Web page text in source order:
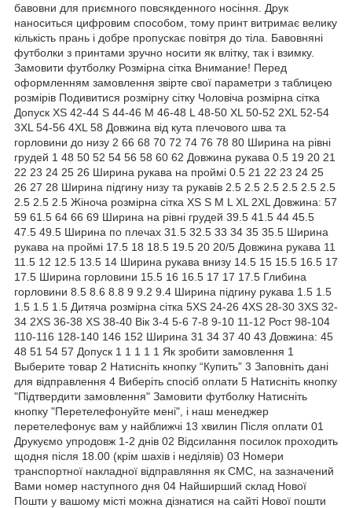
бавовни для приємного повсякденного носіння. Друк
наноситься цифровим способом, тому принт витримає велику
кількість прань і добре пропускає повітря до тіла. Бавовняні
футболки з принтами зручно носити як влітку, так і взимку.
Замовити футболку Розмірна сітка Внимание! Перед
оформленням замовлення звірте свої параметри з таблицею
розмірів Подивитися розмірну сітку Чоловіча розмірна сітка
Допуск XS 42-44 S 44-46 M 46-48 L 48-50 XL 50-52 2XL 52-54
3XL 54-56 4XL 58 Довжина від кута плечового шва та
горловини до низу 2 66 68 70 72 74 76 78 80 Ширина на рівні
грудей 1 48 50 52 54 56 58 60 62 Довжина рукава 0.5 19 20 21
22 23 24 25 26 Ширина рукава на проймі 0.5 21 22 23 24 25
26 27 28 Ширина підгину низу та рукавів 2.5 2.5 2.5 2.5 2.5 2.5
2.5 2.5 2.5 Жіноча розмірна сітка XS S M L XL 2XL Довжина: 57
59 61.5 64 66 69 Ширина на рівні грудей 39.5 41.5 44 45.5
47.5 49.5 Ширина по плечах 31.5 32.5 33 34 35 35.5 Ширина
рукава на проймі 17.5 18 18.5 19.5 20 20/5 Довжина рукава 11
11.5 12 12.5 13.5 14 Ширина рукава внизу 14.5 15 15.5 16.5 17
17.5 Ширина горловини 15.5 16 16.5 17 17 17.5 Глибина
горловини 8.5 8.6 8.8 9 9.2 9.4 Ширина підгину рукава 1.5 1.5
1.5 1.5 1.5 Дитяча розмірна сітка 5XS 24-26 4XS 28-30 3XS 32-
34 2XS 36-38 XS 38-40 Вік 3-4 5-6 7-8 9-10 11-12 Рост 98-104
110-116 128-140 146 152 Ширина 31 34 37 40 43 Довжина: 45
48 51 54 57 Допуск 1 1 1 1 1 Як зробити замовлення 1
Выберите товар 2 Натисніть кнопку “Купить” 3 Заповніть дані
для відправлення 4 Виберіть спосіб оплати 5 Натисніть кнопку
"Підтвердити замовлення" Замовити футболку Натисніть
кнопку "Перетелефонуйте мені", і наш менеджер
перетелефонує вам у найближчі 13 хвилин Після оплати 01
Друкуємо упродовж 1-2 днів 02 Відсилання посилок проходить
щодня після 18.00 (крім шахів і неділяів) 03 Номери
транспортної накладної відправляння як СМС, на зазначений
Вами номер наступного дня 04 Найширший склад Нової
Пошти у вашому місті можна дізнатися на сайті Нової пошти